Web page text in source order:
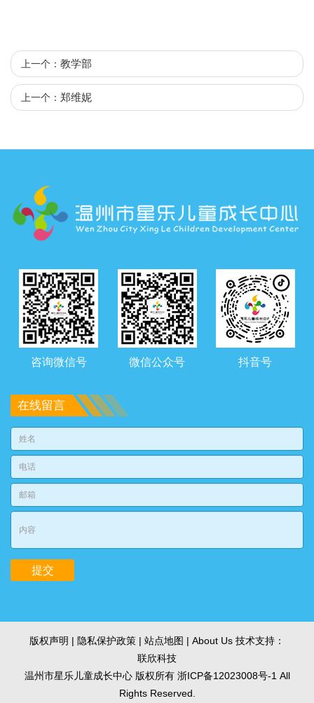
上一个： 教学部
上一个： 郑维妮
咨询微信号 微信公众号 抖音号
在线留言
版权声明 | 隐私保护政策 | 站点地图 | About Us 技术支持：
联欣科技
温州市星乐儿童成长中心 版权所有 浙ICP备12023008号-1 All
Rights Reserved.